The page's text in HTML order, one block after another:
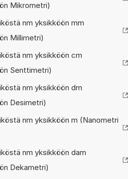
Mikrometri)
nm yksikköön mm
Millimetri)
nm yksikköön cm
Senttimetri)
nm yksikköön dm
Desimetri)
nm yksikköön m (Nanometri
nm yksikköön dam
Dekametri)